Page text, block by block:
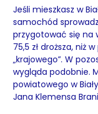
Jeśli mieszkasz w
samochód
przygotować się na
75,5 zł droższa, niż
„krajowego”. W
wygląda podobnie.
powiatowego w
Jana Klemensa